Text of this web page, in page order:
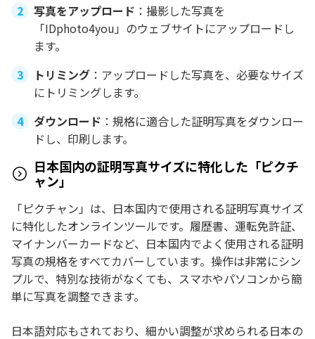
写真をアップロード ：撮影した写真を
「IDphoto4you」のウェブサイトにアップロードし
ます。
トリミング ：アップロードした写真を、必要なサイズ
にトリミングします。
ダウンロード ：規格に適合した証明写真をダウンロー
ドし、印刷します。
日本国内の証明写真サイズに特化した「ピクチ
ャン」
「ピクチャン」は、日本国内で使用される証明写真サイズ
に特化したオンラインツールです。履歴書、運転免許証、
マイナンバーカードなど、日本国内でよく使用される証明
写真の規格をすべてカバーしています。操作は非常にシン
プルで、特別な技術がなくても、スマホやパソコンから簡
単に写真を調整できます。
日本語対応もされており、細かい調整が求められる日本の